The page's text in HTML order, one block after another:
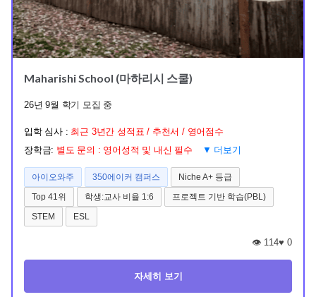
Maharishi School (마하리시 스쿨)
26년 9월 학기 모집 중
입학 심사 : 최근 3년간 성적표 / 추천서 / 영어점수
장학금: 별도 문의 : 영어성적 및 내신 필수 ▼ 더보기
아이오와주 350에이커 캠퍼스
Niche A+ 등급
Top 41위
학생:교사 비율 1:6
프로젝트 기반 학습(PBL)
STEM
ESL
👁️ 114♥ 0
자세히 보기